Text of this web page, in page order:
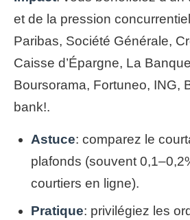
et de la pression
Paribas, Société Générale,
Caisse d’Épargne, La
Boursorama, Fortuneo, ING,
bank!.
Astuce: comparez le
plafonds (souvent
courtiers en ligne).
Pratique: privilégiez les